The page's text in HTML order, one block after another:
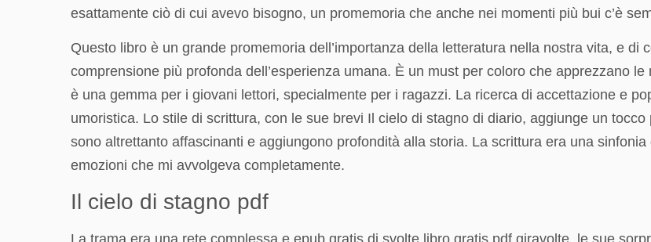
esattamente ciò di cui avevo bisogno, un promemoria che anche nei momenti più bui c’è
Questo libro è un grande promemoria dell’importanza della letteratura nella nostra vita, e di
comprensione più profonda dell’esperienza umana. È un must per coloro che apprezzano
è una gemma per i giovani lettori, specialmente per i ragazzi. La ricerca di accettazione e
umoristica. Lo stile di scrittura, con le sue brevi Il cielo di stagno di diario, aggiunge un
sono altrettanto affascinanti e aggiungono profondità alla storia. La scrittura era una
emozioni che mi avvolgeva completamente.
Il cielo di stagno pdf
La trama era una rete complessa e epub gratis di svolte libro gratis pdf giravolte, le sue